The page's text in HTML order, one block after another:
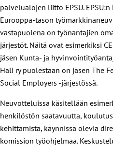
palvelualojen liitto EPSU.
Eurooppa-tason
vastapuolena on työnantajien
järjestöt. Näitä ovat esimerkiksi
jäsen Kunta- ja
Hali ry puolestaan on jäsen The
Social Employers -järjestössä.
Neuvotteluissa käsitellään
henkilöstön saatavuutta,
kehittämistä, käynnissä olevia
komission työohjelmaa.